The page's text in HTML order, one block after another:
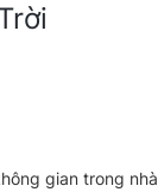
gian trong nhà